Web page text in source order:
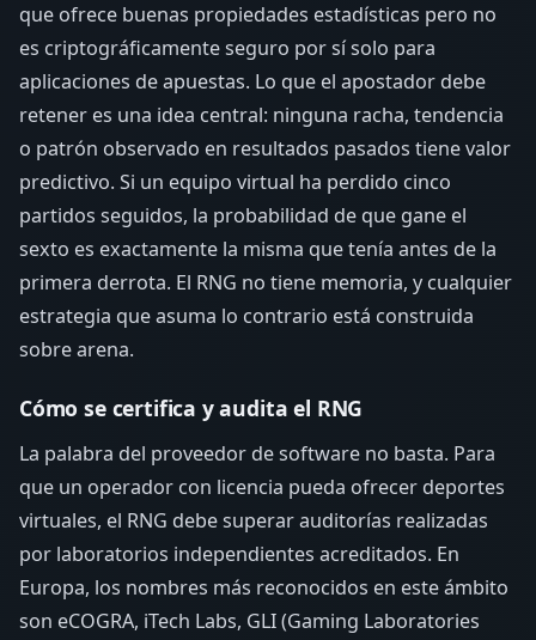
que ofrece buenas propiedades estadísticas pero no
es criptográficamente seguro por sí solo para
aplicaciones de apuestas. Lo que el apostador debe
retener es una idea central: ninguna racha, tendencia
o patrón observado en resultados pasados tiene valor
predictivo. Si un equipo virtual ha perdido cinco
partidos seguidos, la probabilidad de que gane el
sexto es exactamente la misma que tenía antes de la
primera derrota. El RNG no tiene memoria, y cualquier
estrategia que asuma lo contrario está construida
sobre arena.
Cómo se certifica y audita el RNG
La palabra del proveedor de software no basta. Para
que un operador con licencia pueda ofrecer deportes
virtuales, el RNG debe superar auditorías realizadas
por laboratorios independientes acreditados. En
Europa, los nombres más reconocidos en este ámbito
son eCOGRA, iTech Labs, GLI (Gaming Laboratories